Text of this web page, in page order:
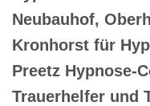
Neubauhof,
Kronhorst für
Preetz Hypnose-
Trauerhelfer und